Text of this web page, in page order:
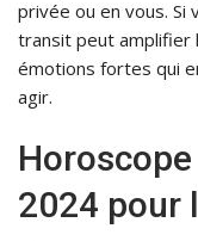
privée ou en vous. Si
transit peut amplifier
émotions fortes qui
agir.
2024 pour